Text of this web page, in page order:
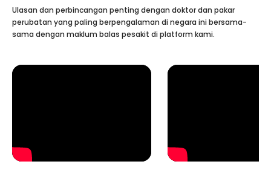
Ulasan dan perbincangan penting dengan doktor dan pakar
perubatan yang paling berpengalaman di negara ini bersama-
sama dengan maklum balas pesakit di platform kami.